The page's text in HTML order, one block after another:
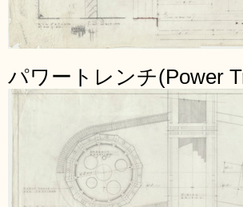
パワートレンチ(Power